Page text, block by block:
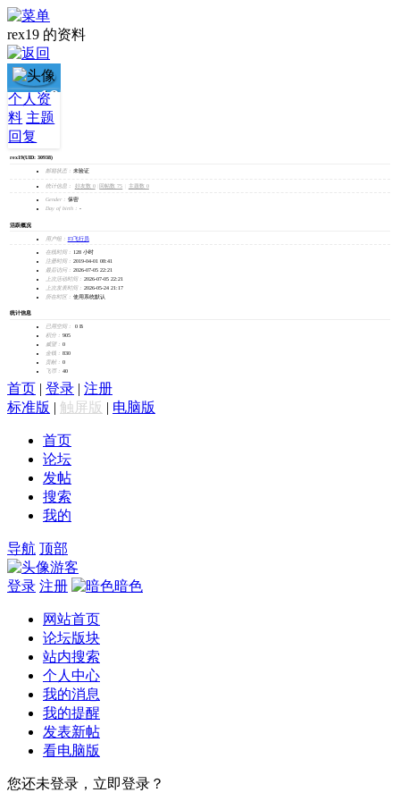
rex19 的资料
rex19
个人资
料 主题
回复
rex19(UID: 30938)
邮箱状态： 未验证
统计信息： 好友数 0 回帖数 75 主题数 0
Gender： 保密
Day of birth： -
活跃概况
用户组： F3飞行员
在线时间：
128 小时
注册时间： 2019-04-01 08:41
最后访问： 2026-07-05 22:21
上次活动时间： 2026-07-05 22:21
上次发表时间： 2026-05-24 21:17
所在时区： 使用系统默认
统计信息
已用空间：
0 B
积分： 905
威望： 0
金钱： 830
贡献： 0
飞币： 40
首页 | 登录 | 注册
标准版 | 触屏版 | 电脑版
首页
论坛
发帖
搜索
我的
导航 顶部
游客
登录 注册 暗色
网站首页
论坛版块
站内搜索
个人中心
我的消息
我的提醒
发表新帖
看电脑版
您还未登录，立即登录？